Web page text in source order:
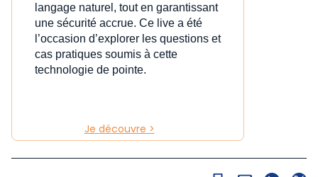
langage naturel, tout en garantissant
une sécurité accrue. Ce live a été
l’occasion d’explorer les questions et
cas pratiques soumis à cette
technologie de pointe.
Je découvre >